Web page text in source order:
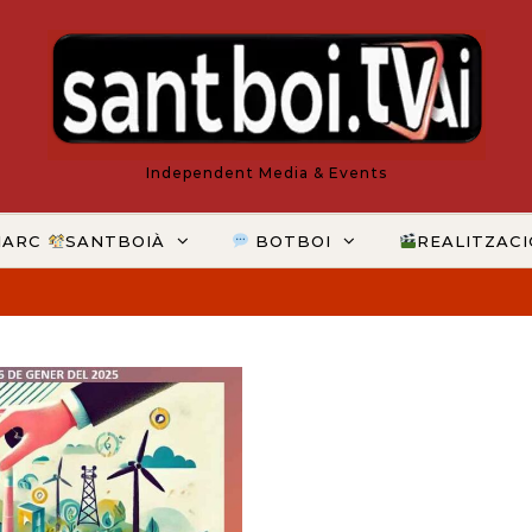
Independent Media & Events
SANTBOIÀ BOTBOI